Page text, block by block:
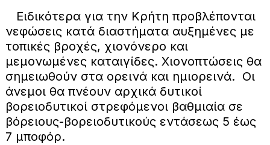
Ειδικότερα για την Κρήτη προβλέπονται
νεφώσεις κατά διαστήματα αυξημένες με
τοπικές βροχές, χιονόνερο και
μεμονωμένες καταιγίδες. Χιονοπτώσεις θα
σημειωθούν στα ορεινά και ημιορεινά. Οι
άνεμοι θα πνέουν αρχικά δυτικοί
βορειοδυτικοί στρεφόμενοι βαθμιαία σε
βόρειους-βορειοδυτικούς εντάσεως 5 έως
7 μποφόρ.